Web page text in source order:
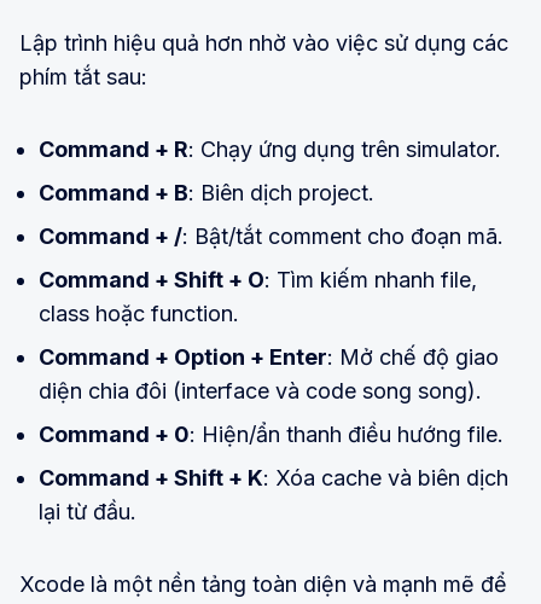
Lập trình hiệu quả hơn nhờ vào việc sử dụng các
phím tắt sau:
Command + R: Chạy ứng dụng trên simulator.
Command + B: Biên dịch project.
Command + /: Bật/tắt comment cho đoạn mã.
Command + Shift + O: Tìm kiếm nhanh file,
class hoặc function.
Command + Option + Enter: Mở chế độ giao
diện chia đôi (interface và code song song).
Command + 0: Hiện/ẩn thanh điều hướng file.
Command + Shift + K: Xóa cache và biên dịch
lại từ đầu.
Xcode là một nền tảng toàn diện và mạnh mẽ để